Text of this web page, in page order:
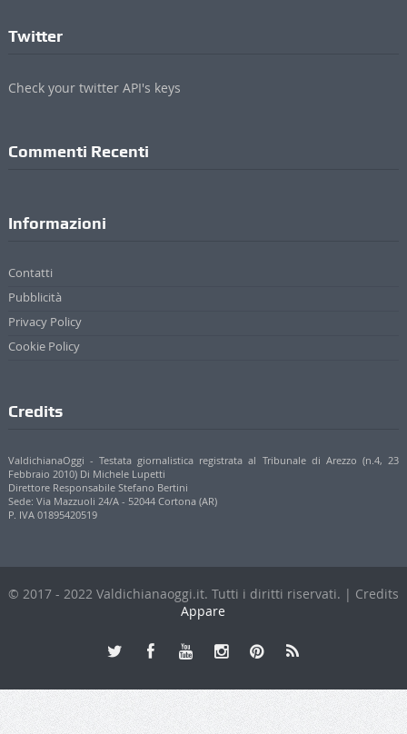
Twitter
Check your twitter API's keys
Commenti Recenti
Informazioni
Contatti
Pubblicità
Privacy Policy
Cookie Policy
Credits
ValdichianaOggi - Testata giornalistica registrata al Tribunale di Arezzo (n.4, 23
Febbraio 2010) Di Michele Lupetti
Direttore Responsabile Stefano Bertini
Sede: Via Mazzuoli 24/A - 52044 Cortona (AR)
P. IVA 01895420519
© 2017 - 2022 Valdichianaoggi.it. Tutti i diritti riservati. | Credits
Appare